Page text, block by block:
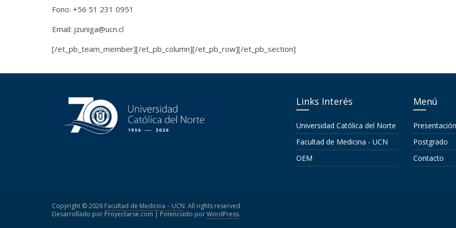
Fono: +56 51 231 0951
Email: jzuniga@ucn.cl
[/et_pb_team_member][/et_pb_column][/et_pb_row][/et_pb_section]
Links Interés
Universidad Católica del Norte
Facultad de Medicina - UCN
OEM
Menú
Presentación
Postgrado
Contacto
Copyright © 2026 Facultad de Medicina – UCN. All rights reserved
Desarrollado por Proyectarse.com | Potenciado porWordPress.